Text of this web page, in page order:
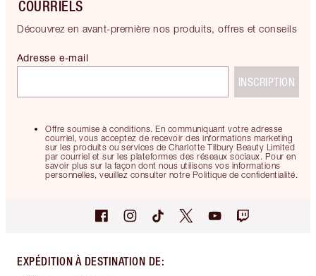
COURRIELS
Découvrez en avant-première nos produits, offres et conseils
Offre soumise à conditions. En communiquant votre adresse
courriel, vous acceptez de recevoir des informations marketing
sur les produits ou services de Charlotte Tilbury Beauty Limited
par courriel et sur les plateformes des réseaux sociaux. Pour en
savoir plus sur la façon dont nous utilisons vos informations
personnelles, veuillez consulter notre Politique de confidentialité.
Adresse e-mail
INSCRIPTION
EXPÉDITION À DESTINATION DE: